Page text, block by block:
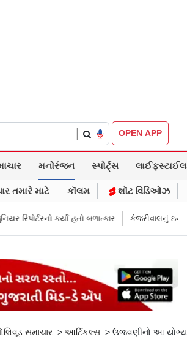
OPEN APP
મનોરંજન સ્પોર્ટ્સ લાઈફસ્ટાઈલ
તમારે માટે કૉલમ શૉટ વિડિઓઝ
ઇન્સ્ટાગ્રામ એકાઉન્ટ ભારતમાં રિસ્ટ્રિક્ટ
સમાચાર > આર્ટિકલ્સ > ઉજવણીનો આ યોગ્ય